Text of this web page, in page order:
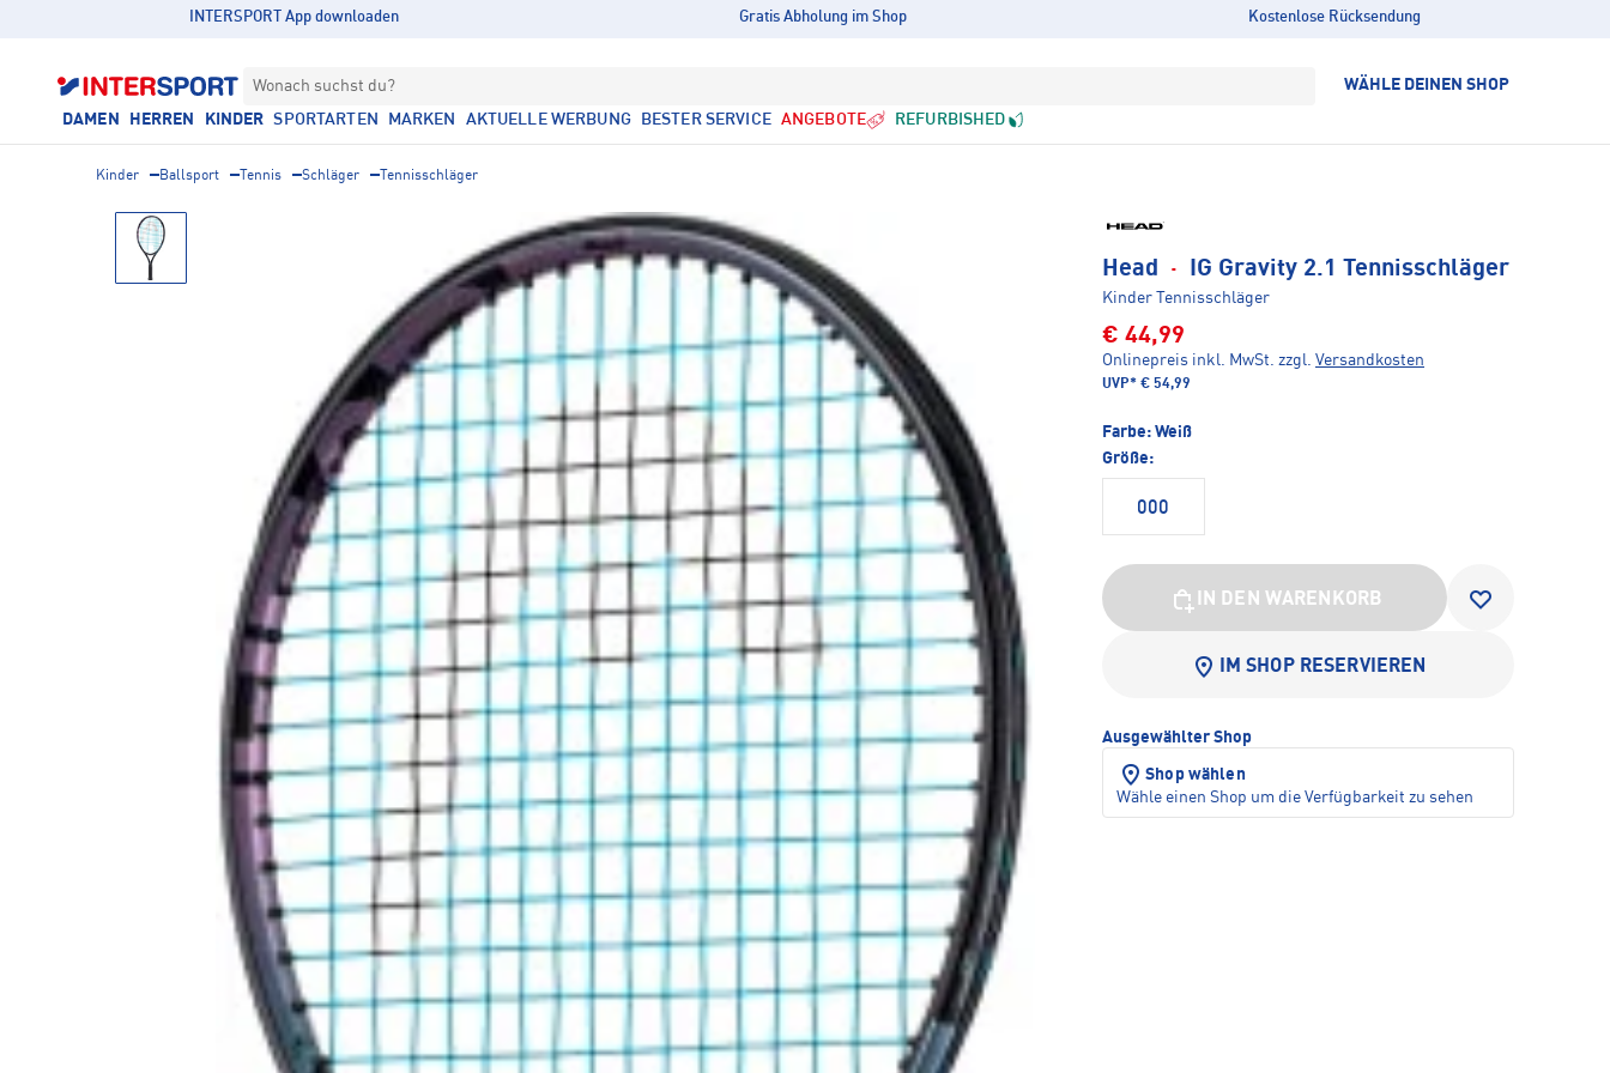
INTERSPORT App downloaden Gratis Abholung im Shop Kostenlose Rücksendung
Wonach suchst du? WÄHLE DEINEN SHOP
DAMEN HERREN KINDER SPORTARTEN MARKEN AKTUELLE WERBUNG BESTER SERVICE ANGEBOTE REFURBISHED
Kinder Ballsport Tennis Schläger Tennisschläger
Head · IG Gravity 2.1 Tennisschläger
Kinder Tennisschläger
€ 44,99
Onlinepreis inkl. MwSt. zzgl. Versandkosten
UVP* € 54,99
Farbe: Weiß
Größe:
000
IN DEN WARENKORB
IM SHOP RESERVIEREN
Ausgewählter Shop
Shop wählen
Wähle einen Shop um die Verfügbarkeit zu sehen